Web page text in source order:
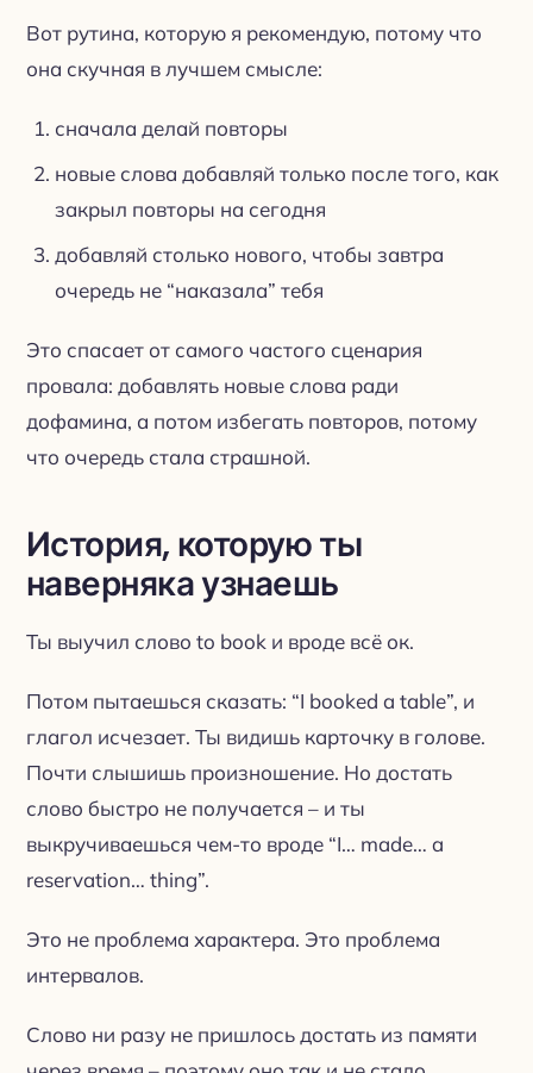
Вот рутина, которую я рекомендую, потому что
она скучная в лучшем смысле:
сначала делай повторы
новые слова добавляй только после того, как
закрыл повторы на сегодня
добавляй столько нового, чтобы завтра
очередь не “наказала” тебя
Это спасает от самого частого сценария
провала: добавлять новые слова ради
дофамина, а потом избегать повторов, потому
что очередь стала страшной.
История, которую ты
наверняка узнаешь
Ты выучил слово to book и вроде всё ок.
Потом пытаешься сказать: “I booked a table”, и
глагол исчезает. Ты видишь карточку в голове.
Почти слышишь произношение. Но достать
слово быстро не получается – и ты
выкручиваешься чем-то вроде “I… made… a
reservation… thing”.
Это не проблема характера. Это проблема
интервалов.
Слово ни разу не пришлось достать из памяти